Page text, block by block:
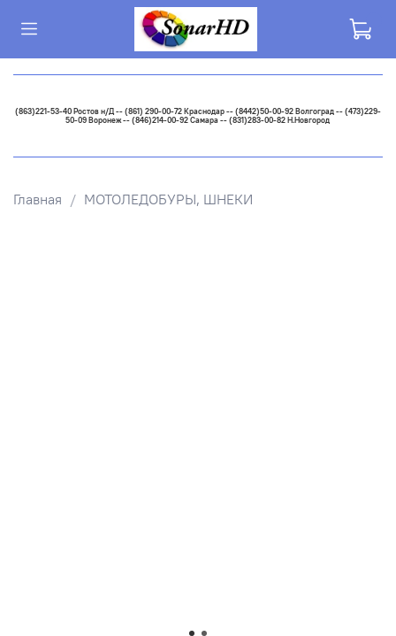
(863)221-53-40 Ростов н/Д -- (861) 290-00-72 Краснодар -- (8442)50-00-92 Волгоград -- (473)229-
50-09 Воронеж -- (846)214-00-92 Самара -- (831)283-00-82 Н.Новгород
Главная МОТОЛЕДОБУРЫ, ШНЕКИ